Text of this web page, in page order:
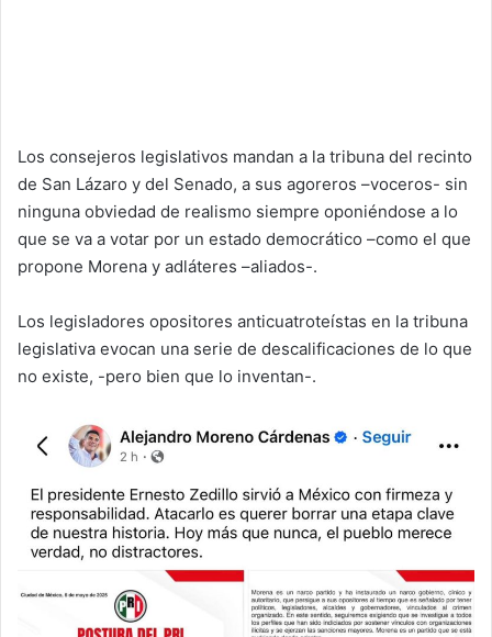
Los consejeros legislativos mandan a la tribuna del recinto
de San Lázaro y del Senado, a sus agoreros –voceros- sin
ninguna obviedad de realismo siempre oponiéndose a lo
que se va a votar por un estado democrático –como el que
propone Morena y adláteres –aliados-.
Los legisladores opositores anticuatroteístas en la tribuna
legislativa evocan una serie de descalificaciones de lo que
no existe, -pero bien que lo inventan-.